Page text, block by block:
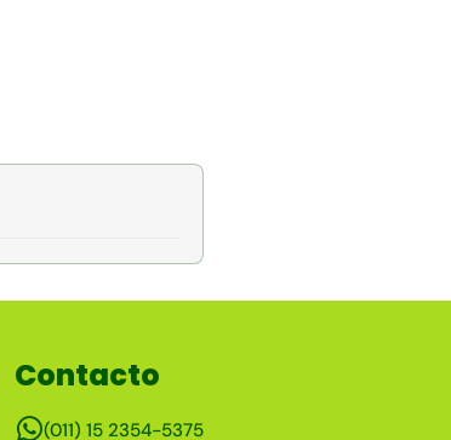
Contacto
(011) 15 2354-5375